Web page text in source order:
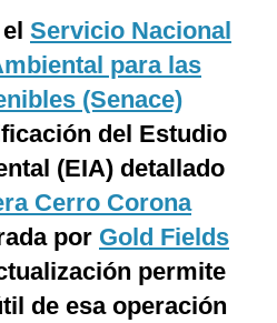
Servicio Nacional
para las
(Senace)
del Estudio
(EIA) detallado
Cerro Corona
por Gold Fields
permite
de esa operación